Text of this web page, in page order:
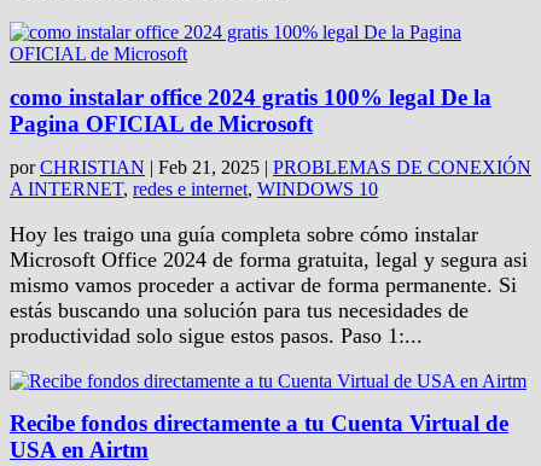
como instalar office 2024 gratis 100% legal De la
Pagina OFICIAL de Microsoft
porCHRISTIAN | Feb 21, 2025 | PROBLEMAS DE CONEXIÓN
A INTERNET, redes e internet, WINDOWS 10
Hoy les traigo una guía completa sobre cómo instalar
Microsoft Office 2024 de forma gratuita, legal y segura asi
mismo vamos proceder a activar de forma permanente. Si
estás buscando una solución para tus necesidades de
productividad solo sigue estos pasos. Paso 1:...
Recibe fondos directamente a tu Cuenta Virtual de
USA en Airtm